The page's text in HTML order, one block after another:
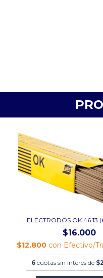
ELECTRODOS OK 46.13
$16.000
$12.800 con Efectivo/
6 cuotas sin interés de